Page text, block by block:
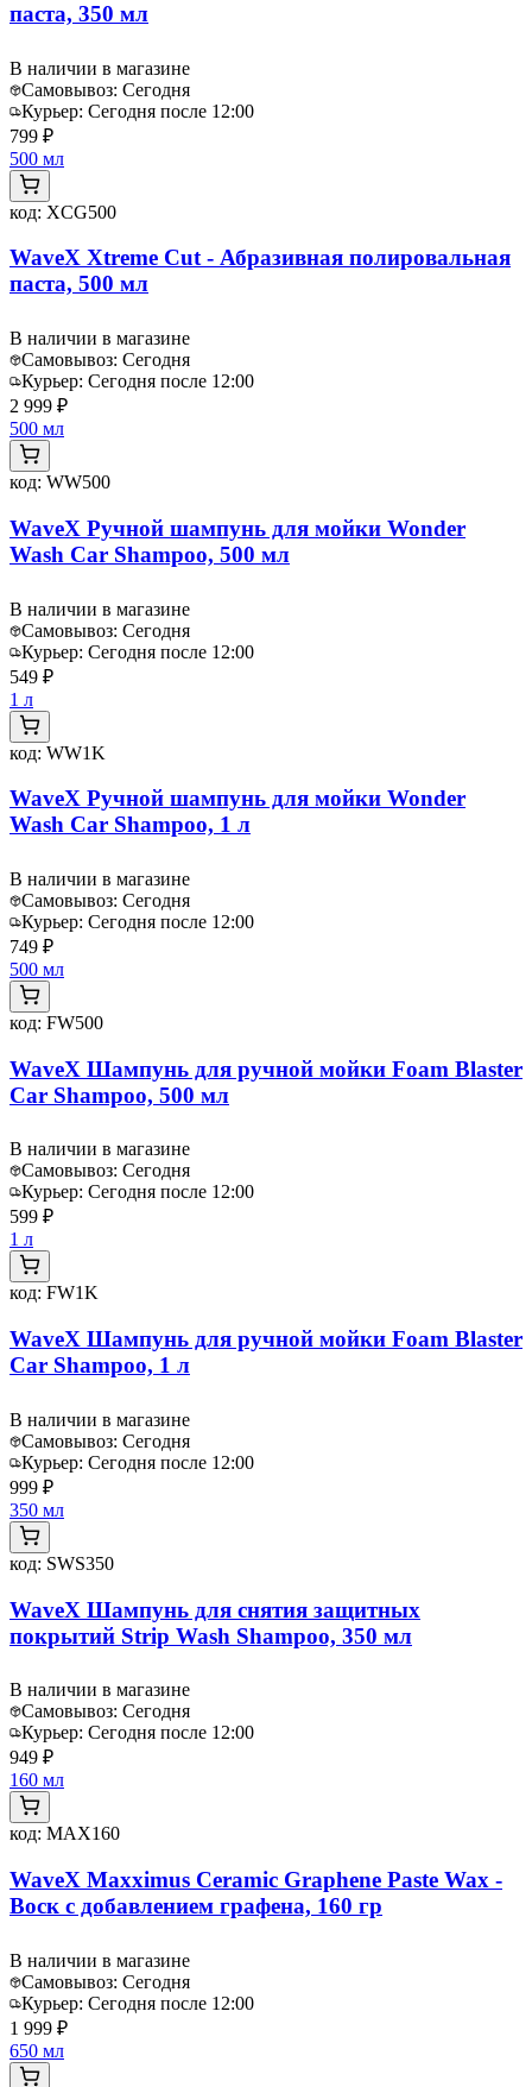
паста, 350 мл
В наличии в магазине
Самовывоз: Сегодня
Курьер: Сегодня после 12:00
799 ₽
500 мл
код: XCG500
WaveX Xtreme Cut - Абразивная полировальная
паста, 500 мл
В наличии в магазине
Самовывоз: Сегодня
Курьер: Сегодня после 12:00
2 999 ₽
500 мл
код: WW500
WaveX Ручной шампунь для мойки Wonder
Wash Car Shampoo, 500 мл
В наличии в магазине
Самовывоз: Сегодня
Курьер: Сегодня после 12:00
549 ₽
1 л
код: WW1K
WaveX Ручной шампунь для мойки Wonder
Wash Car Shampoo, 1 л
В наличии в магазине
Самовывоз: Сегодня
Курьер: Сегодня после 12:00
749 ₽
500 мл
код: FW500
WaveX Шампунь для ручной мойки Foam Blaster
Car Shampoo, 500 мл
В наличии в магазине
Самовывоз: Сегодня
Курьер: Сегодня после 12:00
599 ₽
1 л
код: FW1K
WaveX Шампунь для ручной мойки Foam Blaster
Car Shampoo, 1 л
В наличии в магазине
Самовывоз: Сегодня
Курьер: Сегодня после 12:00
999 ₽
350 мл
код: SWS350
WaveX Шампунь для снятия защитных
покрытий Strip Wash Shampoo, 350 мл
В наличии в магазине
Самовывоз: Сегодня
Курьер: Сегодня после 12:00
949 ₽
160 мл
код: MAX160
WaveX Maxximus Ceramic Graphene Paste Wax -
Воск с добавлением графена, 160 гр
В наличии в магазине
Самовывоз: Сегодня
Курьер: Сегодня после 12:00
1 999 ₽
650 мл